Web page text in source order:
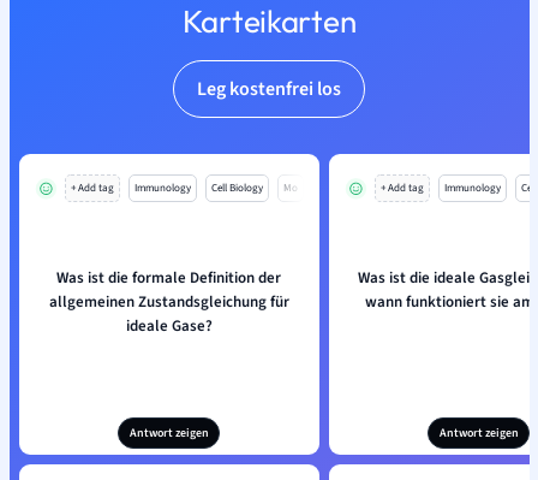
Karteikarten
Leg kostenfrei los
+ Add tag Immunology Cell Biology Mo
Was ist die formale Definition der
allgemeinen Zustandsgleichung für
ideale Gase?
Antwort zeigen
+ Add tag Immunology
Was ist die ideale
wann funktioniert sie am
Antwort zeigen